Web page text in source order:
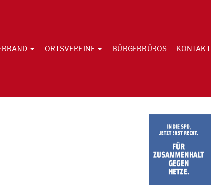
ORTSVEREINE BÜRGERBÜROS KONTAKT